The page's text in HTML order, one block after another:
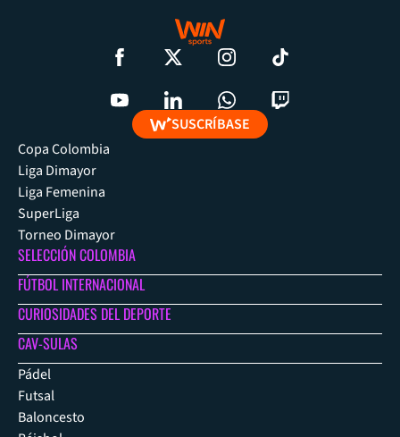
SUSCRÍBASE
Copa Colombia
Liga Dimayor
Liga Femenina
SuperLiga
Torneo Dimayor
SELECCIÓN COLOMBIA
FÚTBOL INTERNACIONAL
CURIOSIDADES DEL DEPORTE
CAV-SULAS
Pádel
Futsal
Baloncesto